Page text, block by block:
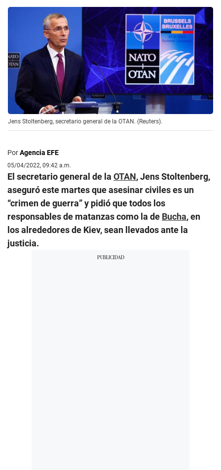
Jens Stoltenberg, secretario general de la OTAN. (Reuters).
PorAgencia EFE
05/04/2022, 09:42 a.m.
El secretario general de la OTAN, Jens Stoltenberg,
aseguró este martes que asesinar civiles es un
“crimen de guerra” y pidió que todos los
responsables de matanzas como la de Bucha, en
los alrededores de Kiev, sean llevados ante la
justicia.